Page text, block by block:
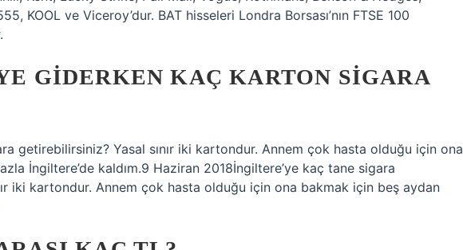
KOOL ve Viceroy’dur. BAT hisseleri Londra Borsası’nın FTSE 100
GIDERKEN KAÇ KARTON SIGARA
getirebilirsiniz? Yasal sınır iki kartondur. Annem çok hasta olduğu için ona
İngiltere’de kaldım.9 Haziran 2018İngiltere’ye kaç tane sigara
iki kartondur. Annem çok hasta olduğu için ona bakmak için beş aydan